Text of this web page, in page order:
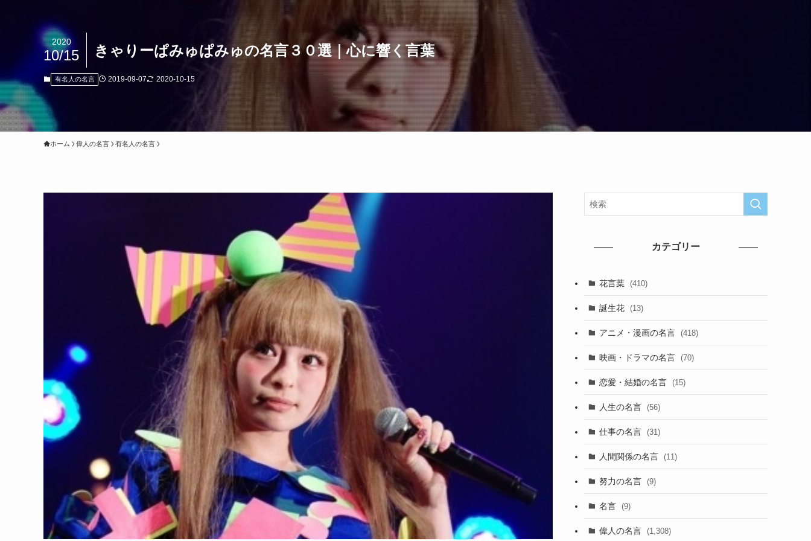
きゃりーぱみゅぱみゅの名言３０選｜心に響く言葉
2020
10/15
有名人の名言 2019-09-07 2020-10-15
ホーム 偉人の名言 有名人の名言
カテゴリー
花言葉 (410)
誕生花 (13)
アニメ・漫画の名言 (418)
映画・ドラマの名言 (70)
恋愛・結婚の名言 (15)
人生の名言 (56)
仕事の名言 (31)
人間関係の名言 (11)
努力の名言 (9)
名言 (9)
偉人の名言 (1,308)